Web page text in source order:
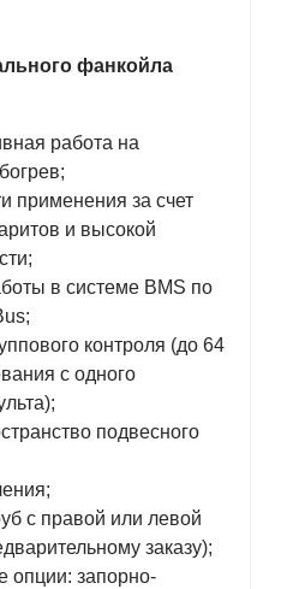
фанкойла
работа на
применения за счет
и высокой
в системе BMS по
контроля (до 64
с одного
подвесного
с правой или левой
заказу);
опции: запорно-